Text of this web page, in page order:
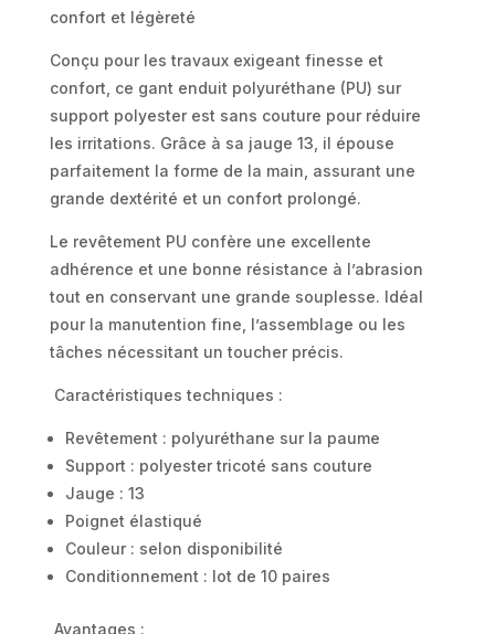
13
de
10
paires
confort et légèreté
Conçu pour les travaux exigeant finesse et
confort, ce gant enduit polyuréthane (PU) sur
support polyester est sans couture pour réduire
les irritations. Grâce à sa jauge 13, il épouse
parfaitement la forme de la main, assurant une
grande dextérité et un confort prolongé.
Le revêtement PU confère une excellente
adhérence et une bonne résistance à l’abrasion
tout en conservant une grande souplesse. Idéal
pour la manutention fine, l’assemblage ou les
tâches nécessitant un toucher précis.
Caractéristiques techniques :
Revêtement : polyuréthane sur la paume
Support : polyester tricoté sans couture
Jauge : 13
Poignet élastiqué
Couleur : selon disponibilité
Conditionnement : lot de 10 paires
Avantages :